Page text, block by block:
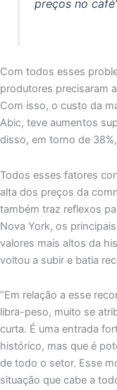
preços no
Com todos esses
produtores precisaram
Com isso, o custo da
Abic, teve aumentos
disso, em torno de
Todos esses fatores
alta dos preços da
também traz reflexos
Nova York, os
valores mais altos da
voltou a subir e batia
“Em relação a esse
libra-peso, muito se
curta. É uma entrada
histórico, mas que é
de todo o setor. Esse
situação que cabe a